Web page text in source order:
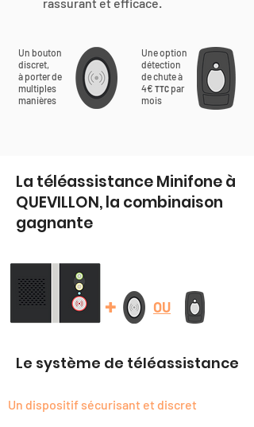
Un bouton
discret,
à porter de
multiples
manières
Une option
détection
de chute à
4€ TTC par
mois
La téléassistance Minifone à
QUEVILLON, la combinaison
gagnante
+ OU
Le système de téléassistance
Un dispositif sécurisant et discret